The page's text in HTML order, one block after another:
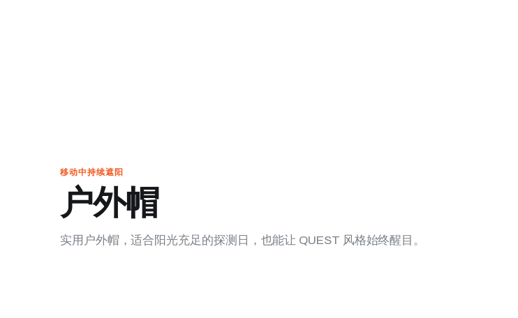
移动中持续遮阳
户外帽
实用户外帽，适合阳光充足的探测日，也能让 QUEST 风格始终醒目。